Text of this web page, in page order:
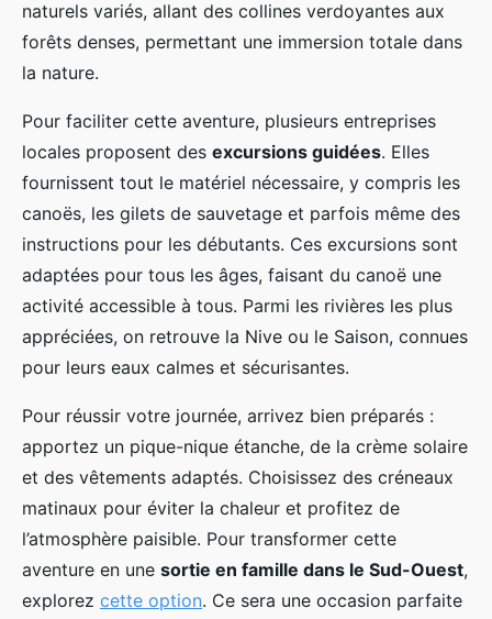
naturels variés, allant des collines verdoyantes aux
forêts denses, permettant une immersion totale dans
la nature.
Pour faciliter cette aventure, plusieurs entreprises
locales proposent des excursions guidées. Elles
fournissent tout le matériel nécessaire, y compris les
canoës, les gilets de sauvetage et parfois même des
instructions pour les débutants. Ces excursions sont
adaptées pour tous les âges, faisant du canoë une
activité accessible à tous. Parmi les rivières les plus
appréciées, on retrouve la Nive ou le Saison, connues
pour leurs eaux calmes et sécurisantes.
Pour réussir votre journée, arrivez bien préparés :
apportez un pique-nique étanche, de la crème solaire
et des vêtements adaptés. Choisissez des créneaux
matinaux pour éviter la chaleur et profitez de
l’atmosphère paisible. Pour transformer cette
aventure en une sortie en famille dans le Sud-Ouest,
explorez cette option. Ce sera une occasion parfaite